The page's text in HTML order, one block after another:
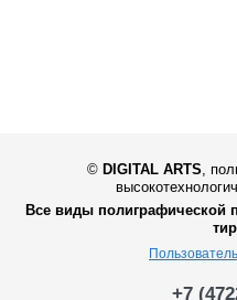
© DIGITAL ARTS
Все виды
+7